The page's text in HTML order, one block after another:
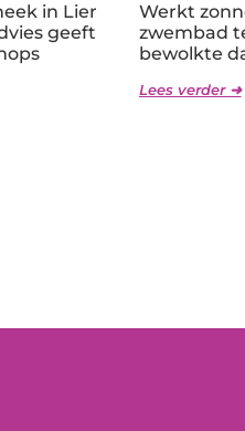
in Lier
geeft
Werkt
zwembad
bewolkte
Lees verder ➜